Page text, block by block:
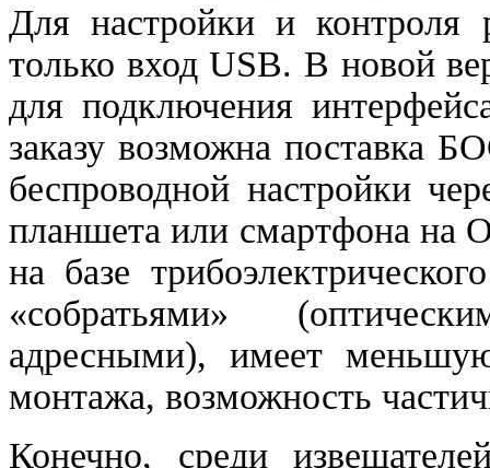
Для настройки и
только вход USB. В новой
для подключения
заказу возможна поставка
беспроводной настройки
планшета или смартфона на
на базе
«собратьями»
адресными), имеет
монтажа, возможность
Конечно, среди